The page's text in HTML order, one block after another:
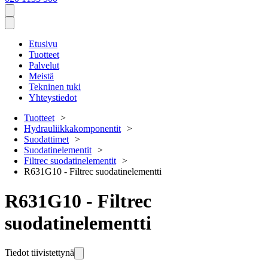
Etusivu
Tuotteet
Palvelut
Meistä
Tekninen tuki
Yhteystiedot
Tuotteet
Hydrauliikkakomponentit
Suodattimet
Suodatinelementit
Filtrec suodatinelementit
R631G10 - Filtrec suodatinelementti
R631G10 - Filtrec
suodatinelementti
Tiedot tiivistettynä